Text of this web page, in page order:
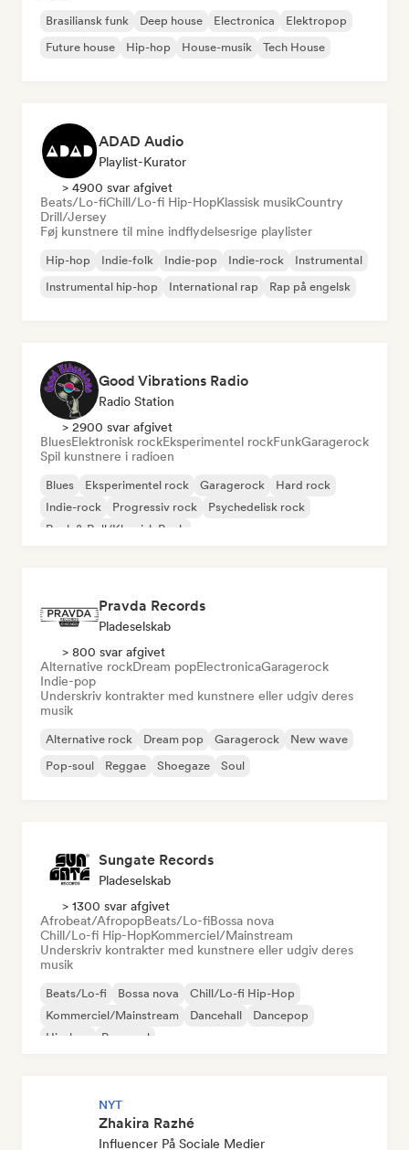
Brasiliansk funk Deep house Electronica
Elektropop
Future house
Hip-hop House-musik Tech House
ADAD Audio
Playlist-Kurator
> 4900 svar afgivet
Beats/Lo-fiChill/Lo-fi Hip-HopKlassisk musikCountry
Drill/Jersey
Føj kunstnere til mine indflydelsesrige playlister
Hip-hop Indie-folk Indie-pop Indie-rock
Instrumental
Instrumental hip-hop
International rap Rap på engelsk
Good Vibrations Radio
Radio Station
> 2900 svar afgivet
BluesElektronisk rockEksperimentel rockFunkGaragerock
Spil kunstnere i radioen
Blues Eksperimentel rock Garagerock
Hard rock
Indie-rock
Progressiv rock
Psychedelisk rock
Rock & Roll/Klassisk Rock
Pravda Records
Pladeselskab
> 800 svar afgivet
Alternative rockDream popElectronicaGaragerock
Indie-pop
Underskriv kontrakter med kunstnere eller udgiv deres
musik
Alternative rock Dream pop Garagerock
New wave
Pop-soul
Reggae Shoegaze Soul
Sungate Records
Pladeselskab
> 1300 svar afgivet
Afrobeat/AfropopBeats/Lo-fiBossa nova
Chill/Lo-fi Hip-HopKommerciel/Mainstream
Underskriv kontrakter med kunstnere eller udgiv deres
musik
Beats/Lo-fi Bossa nova
Chill/Lo-fi Hip-Hop
Kommerciel/Mainstream
Dancehall
Dancepop
Hip-hop
Pop-soul
NYT
Zhakira Razhé
Influencer På Sociale Medier